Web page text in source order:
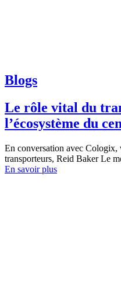
Blogs
Le rôle vital du
l’écosystème du
En conversation avec Cologix,
transporteurs, Reid Baker Le
En savoir plus